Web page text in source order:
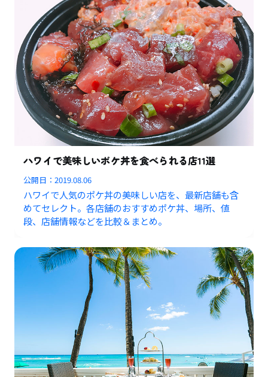
ハワイで美味しいポケ丼を食べられる店11選
公開日：2019.08.06
ハワイで人気のポケ丼の美味しい店を、最新店舗も含
めてセレクト。各店舗のおすすめポケ丼、場所、値
段、店舗情報などを比較＆まとめ。